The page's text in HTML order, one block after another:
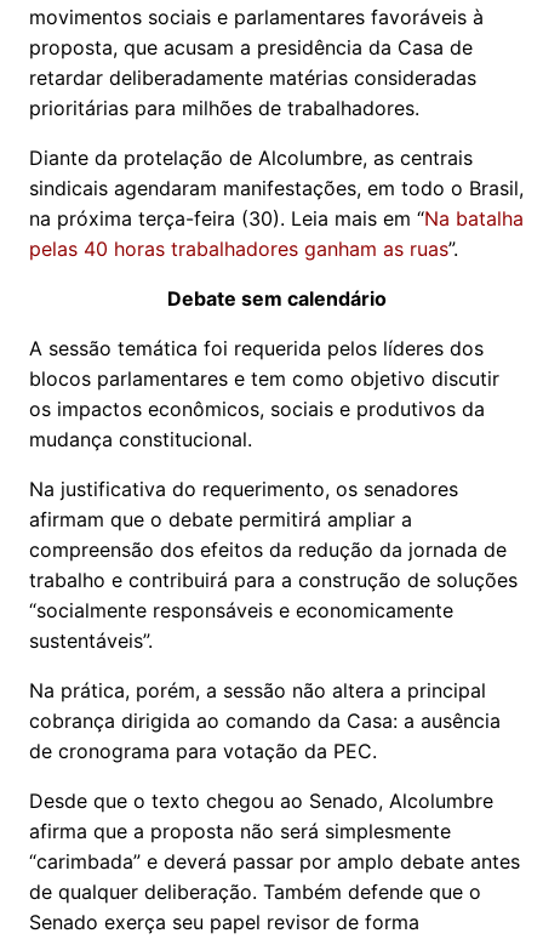
movimentos sociais e parlamentares favoráveis à
proposta, que acusam a presidência da Casa de
retardar deliberadamente matérias consideradas
prioritárias para milhões de trabalhadores.
Diante da protelação de Alcolumbre, as centrais
sindicais agendaram manifestações, em todo o Brasil,
na próxima terça-feira (30). Leia mais em “Na batalha
pelas 40 horas trabalhadores ganham as ruas”.
Debate sem calendário
A sessão temática foi requerida pelos líderes dos
blocos parlamentares e tem como objetivo discutir
os impactos econômicos, sociais e produtivos da
mudança constitucional.
Na justificativa do requerimento, os senadores
afirmam que o debate permitirá ampliar a
compreensão dos efeitos da redução da jornada de
trabalho e contribuirá para a construção de soluções
“socialmente responsáveis e economicamente
sustentáveis”.
Na prática, porém, a sessão não altera a principal
cobrança dirigida ao comando da Casa: a ausência
de cronograma para votação da PEC.
Desde que o texto chegou ao Senado, Alcolumbre
afirma que a proposta não será simplesmente
“carimbada” e deverá passar por amplo debate antes
de qualquer deliberação. Também defende que o
Senado exerça seu papel revisor de forma